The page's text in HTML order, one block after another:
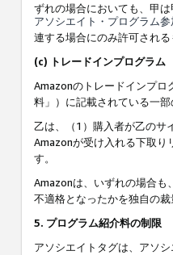
ずれの場合においても、甲
アソシエイト・プログラム
連する場合にのみ許可される
(c) トレードインプログラム
Amazonのトレードインプロ
料」）に記載されている一部
乙は、（1）購入者が乙のサ
Amazonが受け入れる下取り
す。
Amazonは、いずれの場合も
不適格となったかを独自の裁
5. プログラム紹介料の制限
アソシエイトタグは、アソ